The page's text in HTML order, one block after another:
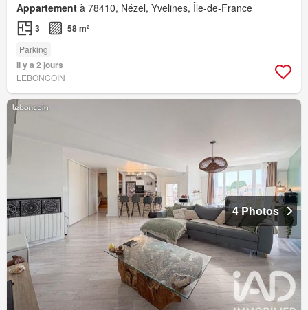
Appartement à 78410, Nézel, Yvelines, Île-de-France
3 58 m²
Parking
Il y a 2 jours
LEBONCOIN
4 Photos